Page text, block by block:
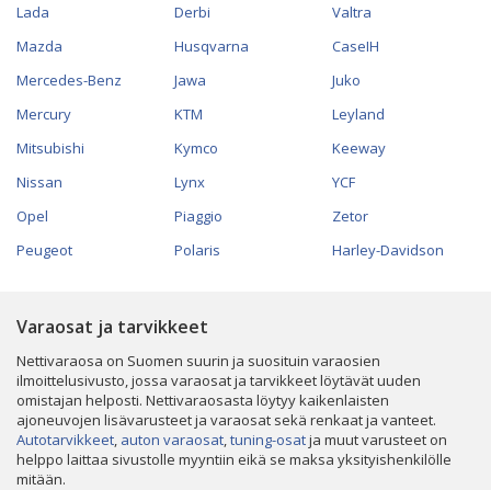
Lada
Mazda
Mercedes-Benz
Mercury
Mitsubishi
Nissan
Opel
Peugeot
Derbi
Husqvarna
Jawa
KTM
Kymco
Lynx
Piaggio
Polaris
Valtra
CaseIH
Juko
Leyland
Keeway
YCF
Zetor
Harley-Davidson
Varaosat ja tarvikkeet
Nettivaraosa on Suomen suurin ja suosituin varaosien
ilmoittelusivusto, jossa varaosat ja tarvikkeet löytävät uuden
omistajan helposti. Nettivaraosasta löytyy kaikenlaisten
ajoneuvojen lisävarusteet ja varaosat sekä renkaat ja vanteet.
Autotarvikkeet, auton varaosat,tuning-osatja muut varusteet on
helppo laittaa sivustolle myyntiin eikä se maksa yksityishenkilölle
mitään.